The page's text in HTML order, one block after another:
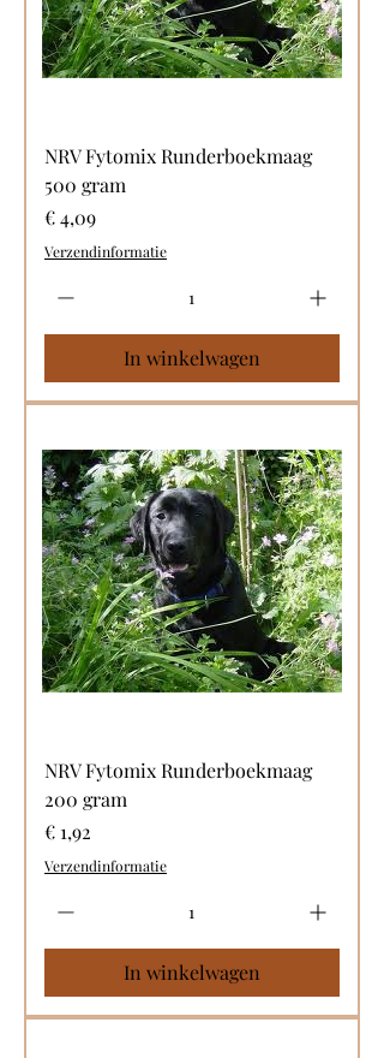
NRV Fytomix Runderboekmaag
500 gram
Prijs
€ 4,09
Verzendinformatie
In winkelwagen
NRV Fytomix Runderboekmaag
200 gram
Prijs
€ 1,92
Verzendinformatie
In winkelwagen